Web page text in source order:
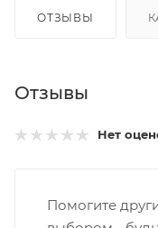
ОТЗЫВЫ
Отзывы
Нет
Помогите